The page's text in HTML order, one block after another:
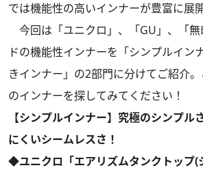
では機能性の高いインナーが豊富に展開
今回は「ユニクロ」、「GU」、「
ドの機能性インナーを「シンプルイン
きインナー」の2部門に分けてご紹介
のインナーを探してみてください！
【シンプルインナー】究極のシンプル
にくいシームレスさ！
◆ユニクロ「エアリズムタンクトップ(